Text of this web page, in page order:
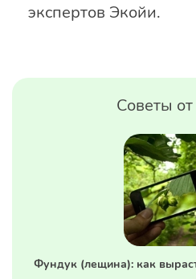
экспертов Экойи.
Советы
Фундук (лещина): как